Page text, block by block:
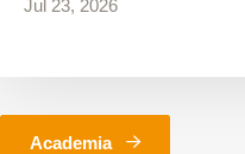
Jul 23, 2026
Academia